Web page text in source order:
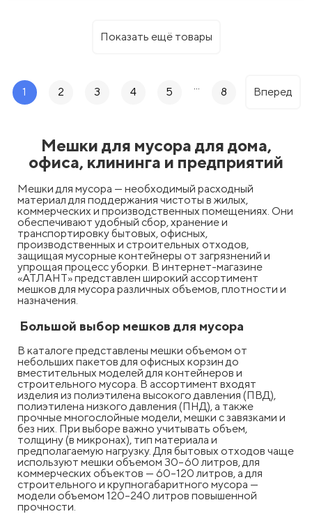
Показать ещё товары
1 2 3 4 5 8 Вперед
Мешки для мусора для дома,
офиса, клининга и предприятий
Мешки для мусора — необходимый расходный
материал для поддержания чистоты в жилых,
коммерческих и производственных помещениях. Они
обеспечивают удобный сбор, хранение и
транспортировку бытовых, офисных,
производственных и строительных отходов,
защищая мусорные контейнеры от загрязнений и
упрощая процесс уборки. В интернет-магазине
«АТЛАНТ» представлен широкий ассортимент
мешков для мусора различных объемов, плотности и
назначения.
Большой выбор мешков для мусора
В каталоге представлены мешки объемом от
небольших пакетов для офисных корзин до
вместительных моделей для контейнеров и
строительного мусора. В ассортимент входят
изделия из полиэтилена высокого давления (ПВД),
полиэтилена низкого давления (ПНД), а также
прочные многослойные модели, мешки с завязками и
без них. При выборе важно учитывать объем,
толщину (в микронах), тип материала и
предполагаемую нагрузку. Для бытовых отходов чаще
используют мешки объемом 30–60 литров, для
коммерческих объектов — 60–120 литров, а для
строительного и крупногабаритного мусора —
модели объемом 120–240 литров повышенной
прочности.